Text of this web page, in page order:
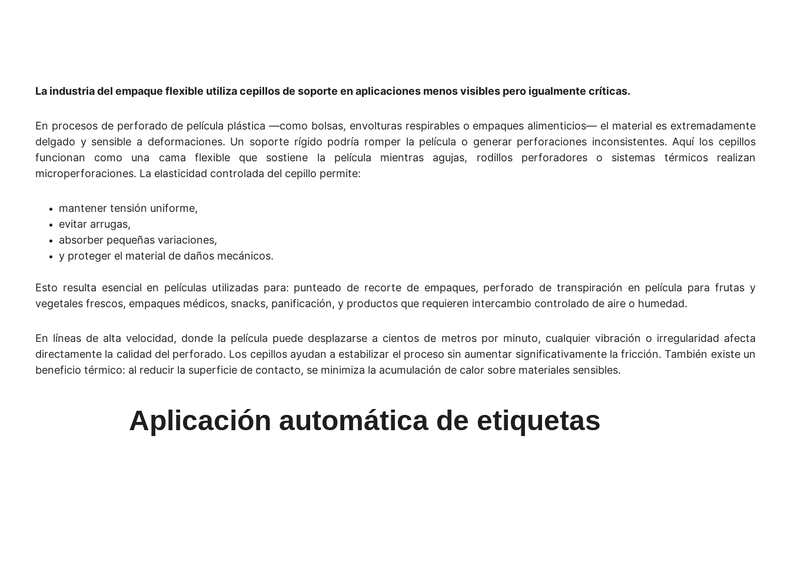
La industria del empaque flexible utiliza cepillos de soporte en aplicaciones menos visibles pero igualmente críticas.
En procesos de perforado de película plástica —como bolsas, envolturas respirables o empaques alimenticios— el material es extremadamente
delgado y sensible a deformaciones. Un soporte rígido podría romper la película o generar perforaciones inconsistentes. Aquí los cepillos
funcionan como una cama flexible que sostiene la película mientras agujas, rodillos perforadores o sistemas térmicos realizan
microperforaciones. La elasticidad controlada del cepillo permite:
mantener tensión uniforme,
evitar arrugas,
absorber pequeñas variaciones,
y proteger el material de daños mecánicos.
Esto resulta esencial en películas utilizadas para: punteado de recorte de empaques, perforado de transpiración en película para frutas y
vegetales frescos, empaques médicos, snacks, panificación, y productos que requieren intercambio controlado de aire o humedad.
En líneas de alta velocidad, donde la película puede desplazarse a cientos de metros por minuto, cualquier vibración o irregularidad afecta
directamente la calidad del perforado. Los cepillos ayudan a estabilizar el proceso sin aumentar significativamente la fricción. También existe un
beneficio térmico: al reducir la superficie de contacto, se minimiza la acumulación de calor sobre materiales sensibles.
Aplicación automática de etiquetas